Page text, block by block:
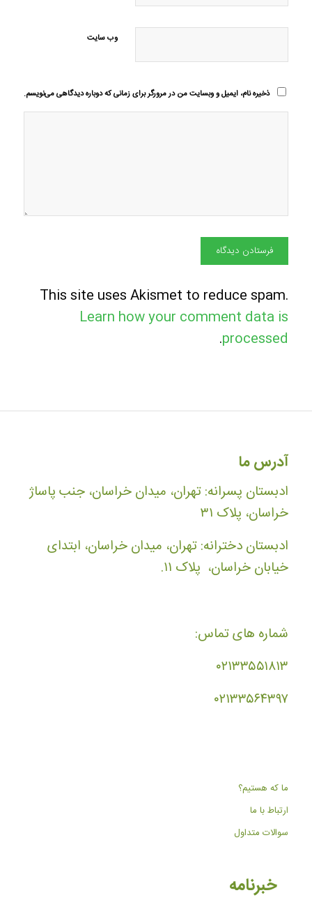
وب‌ سایت
ذخیره نام، ایمیل و وبسایت من در مرورگر برای زمانی که دوباره دیدگاهی می‌نویسم.
This site uses Akismet to reduce spam.
Learn how your comment data is
processed
.
آدرس ما
ادبستان پسرانه: تهران، میدان خراسان، جنب پاساژ
خراسان، پلاک ۳۱
ادبستان دخترانه: تهران، میدان خراسان، ابتدای
خیابان خراسان، پلاک ۱۱.
شماره های تماس:
۰۲۱۳۳۵۵۱۸۱۳
۰۲۱۳۳۵۶۴۳۹۷
ما که هستیم؟
ارتباط با ما
سوالات متداول
خبرنامه